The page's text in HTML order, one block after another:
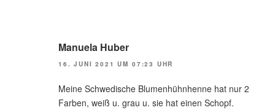
Manuela Huber
16. JUNI 2021 UM 07:23 UHR
Meine Schwedische Blumenhühnhenne hat nur 2
Farben, weiß u. grau u. sie hat einen Schopf.